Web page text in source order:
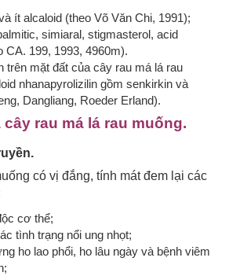
ít alcaloid (theo Võ Văn Chi, 1991);
simiaral, stigmasterol, acid
CA. 199, 1993, 4960m).
trên mặt đất của cây rau má lá rau
nhanapyrolizilin gồm senkirkin và
Dangliang, Roeder Erland).
rau má lá rau muống.
có vị đắng, tính mát đem lại các
cơ thể;
tình trạng nổi ung nhọt;
ho lao phổi, ho lâu ngày và bệnh viêm